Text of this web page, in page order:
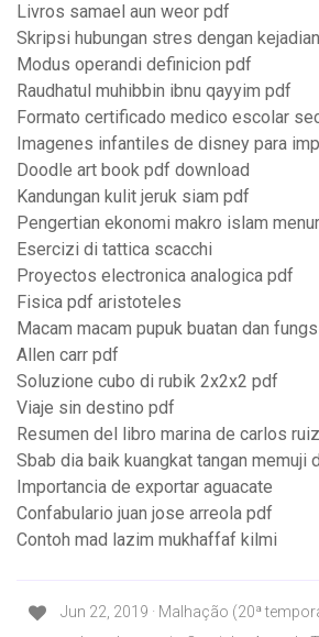
Livros samael aun weor pdf
Skripsi hubungan stres dengan
Modus operandi definicion pdf
Raudhatul muhibbin ibnu qayyim pdf
Formato certificado medico escolar
Imagenes infantiles de disney para
Doodle art book pdf download
Kandungan kulit jeruk siam pdf
Pengertian ekonomi makro islam
Esercizi di tattica scacchi
Proyectos electronica analogica pdf
Fisica pdf aristoteles
Macam macam pupuk buatan dan
Allen carr pdf
Soluzione cubo di rubik 2x2x2 pdf
Viaje sin destino pdf
Resumen del libro marina de carlos
Sbab dia baik kuangkat tangan memuji
Importancia de exportar aguacate
Confabulario juan jose arreola pdf
Contoh mad lazim mukhaffaf kilmi
Jun 22, 2019 · Malhação (20ª